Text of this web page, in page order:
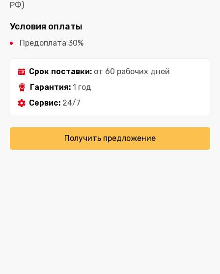
РФ)
Условия оплаты
Предоплата 30%
Срок поставки: от 60 рабочих дней
Гарантия: 1 год
Сервис: 24/7
Получить предложение